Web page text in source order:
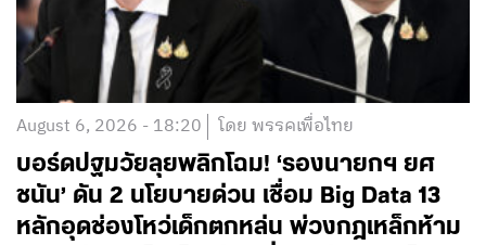
August 6, 2026 - 18:20 โดย พรรคเพื่อไทย
บอร์ดปฐมวัยลุยพลิกโฉม! ‘รองนายกฯ ยศ
ชนัน’ ดัน 2 นโยบายด่วน เชื่อม Big Data 13
หลักอุดช่องโหว่เด็กตกหล่น พ่วงกฎเหล็กห้าม